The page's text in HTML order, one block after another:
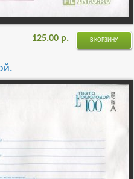
В КОРЗИНУ
125.00 р.